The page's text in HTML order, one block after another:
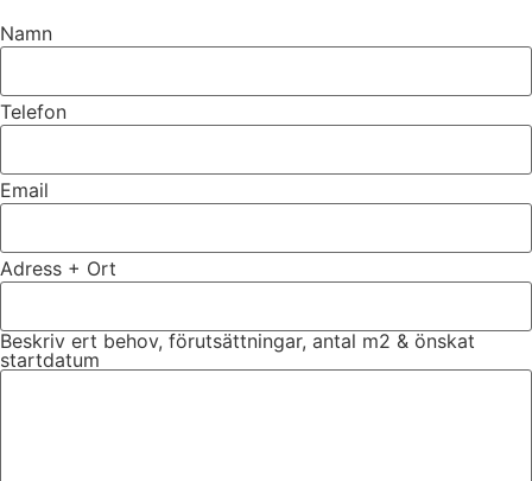
Namn
Telefon
Email
Adress + Ort
Beskriv ert behov, förutsättningar, antal m2 & önskat
startdatum